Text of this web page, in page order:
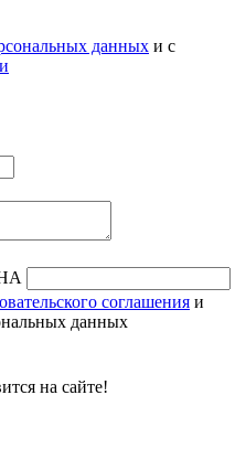
данных и с
соглашения и
данных
на сайте!